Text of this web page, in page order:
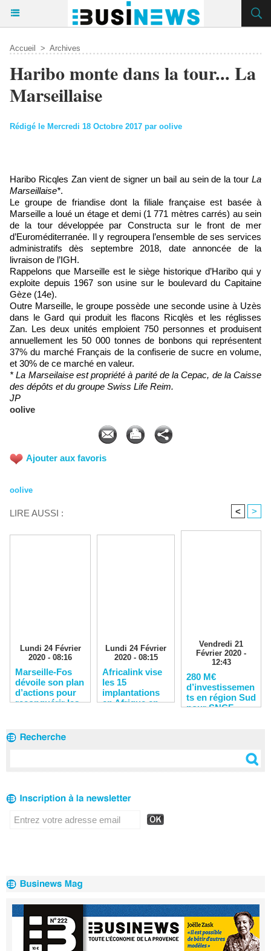
Accueil > Archives
Haribo monte dans la tour... La
Marseillaise
Rédigé le Mercredi 18 Octobre 2017 par oolive
Haribo Ricqles Zan vient de signer un bail au sein de la tour La
Marseillaise*.
Le groupe de friandise dont la filiale française est basée à
Marseille a loué un étage et demi (1 771 mètres carrés) au sein
de la tour développée par Constructa sur le front de mer
d’Euroméditerranée. Il y regroupera l’ensemble de ses services
administratifs dès septembre 2018, date annoncée de la
livraison de l’IGH.
Rappelons que Marseille est le siège historique d’Haribo qui y
exploite depuis 1967 son usine sur le boulevard du Capitaine
Gèze (14e).
Outre Marseille, le groupe possède une seconde usine à Uzès
dans le Gard qui produit les flacons Ricqlès et les réglisses
Zan. Les deux unités emploient 750 personnes et produisent
annuellement les 50 000 tonnes de bonbons qui représentent
37% du marché Français de la confiserie de sucre en volume,
et 30% de ce marché en valeur.
* La Marseilaise est propriété à parité de la Cepac, de la Caisse
des dépôts et du groupe Swiss Life Reim.
JP
oolive
Ajouter aux favoris
oolive
LIRE AUSSI : < >
Lundi 24 Février
2020 - 08:16
Marseille-Fos
dévoile son plan
d’actions pour
reconquérir les
Lundi 24 Février
2020 - 08:15
Africalink vise
les 15
implantations
en Afrique en
Vendredi 21
Février 2020 -
12:43
280 M€
d’investissemen
ts en région Sud
pour SNCF